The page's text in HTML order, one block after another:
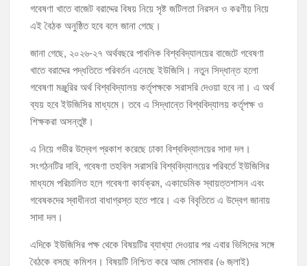
গবেষণা খাতে বাজেট বরাদ্দের বিষয় নিয়ে সৃষ্ট জটিলতা নিরসন ও করণীয় নিয়ে
এই বৈঠক অনুষ্ঠিত হবে বলে জানা গেছে।
জানা গেছে, ২০২৬-২৭ অর্থবছরে পাবলিক বিশ্ববিদ্যালয়ের বাজেটে গবেষণা
খাতে বরাদ্দের পদ্ধতিতে পরিবর্তন এনেছে ইউজিসি। নতুন সিদ্ধান্ত হলো
গবেষণা মঞ্জুরির অর্থ বিশ্ববিদ্যালয় কর্তৃপক্ষকে সরাসরি দেওয়া হবে না। এ অর্থ
ব্যয় হবে ইউজিসির মাধ্যমে। তবে এ সিদ্ধান্তে বিশ্ববিদ্যালয় কর্তৃপক্ষ ও
শিক্ষকরা অসন্তুষ্ট।
এ নিয়ে গভীর উদ্বেগ প্রকাশ করেছে ঢাকা বিশ্ববিদ্যালয়ের সাদা দল।
সংগঠনটির দাবি, গবেষণা তহবিল সরাসরি বিশ্ববিদ্যালয়ের পরিবর্তে ইউজিসির
মাধ্যমে পরিচালিত হলে গবেষণা কার্যক্রম, একাডেমিক স্বায়ত্তশাসন এবং
গবেষকদের স্বাধীনতা বাধাগ্রস্ত হতে পারে। এক বিবৃতিতে এ উদ্বেগ জানায়
সাদা দল।
এদিকে ইউজিসির পক্ষ থেকে বিষয়টির ব্যাখ্যা দেওয়ার পর এবার ভিসিদের সঙ্গে
বৈঠকে বসছে কমিশন। বিষয়টি নিশ্চিত করে আজ সোমবার (৬ জুলাই)